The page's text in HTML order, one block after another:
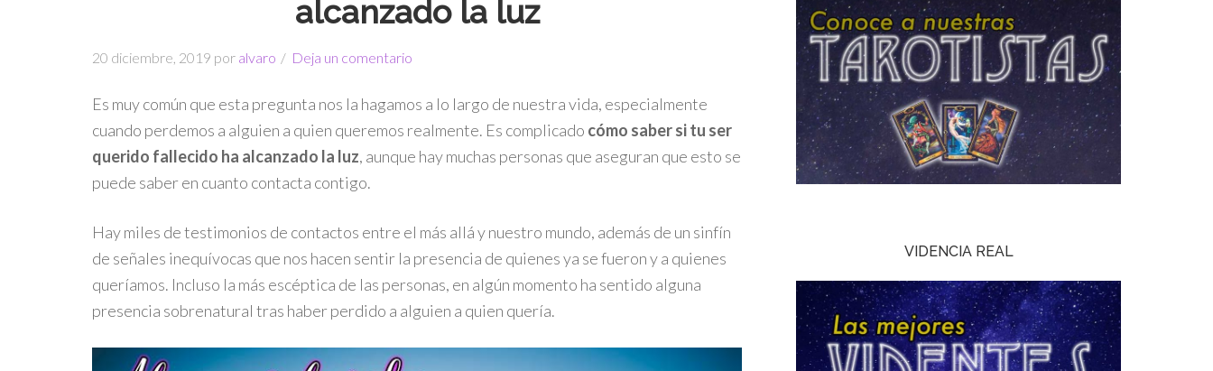
alcanzado la luz
20 diciembre, 2019 por alvaro Deja un comentario
Es muy común que esta pregunta nos la hagamos a lo largo de nuestra vida, especialmente
cuando perdemos a alguien a quien queremos realmente. Es complicado cómo saber si tu ser
querido fallecido ha alcanzado la luz, aunque hay muchas personas que aseguran que esto se
puede saber en cuanto contacta contigo.
Hay miles de testimonios de contactos entre el más allá y nuestro mundo, además de un sinfín
de señales inequívocas que nos hacen sentir la presencia de quienes ya se fueron y a quienes
queríamos. Incluso la más escéptica de las personas, en algún momento ha sentido alguna
presencia sobrenatural tras haber perdido a alguien a quien quería.
VIDENCIA REAL